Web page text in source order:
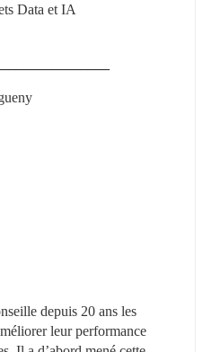
Data et IA
depuis 20 ans les
leur performance